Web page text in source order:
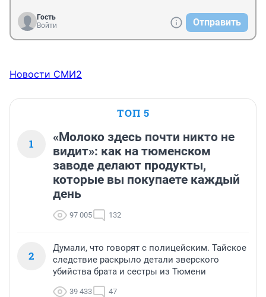
Гость
Войти
Отправить
Новости СМИ2
ТОП 5
1
«Молоко здесь почти никто не
видит»: как на тюменском
заводе делают продукты,
которые вы покупаете каждый
день
97 005 132
2
Думали, что говорят с полицейским. Тайское
следствие раскрыло детали зверского
убийства брата и сестры из Тюмени
39 433 47